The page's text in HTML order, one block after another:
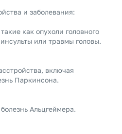
и заболевания:
как опухоли головного
или травмы головы.
включая
Паркинсона.
Альцгеймера.